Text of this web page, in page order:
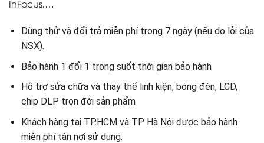
InFocus,…
Dùng thử và đổi trả miễn phí trong 7 ngày (nếu do lỗi của
NSX).
Bảo hành 1 đổi 1 trong suốt thời gian bảo hành
Hỗ trợ sửa chữa và thay thế linh kiện, bóng đèn, LCD,
chip DLP trọn đời sản phẩm
Khách hàng tại TP.HCM và TP Hà Nội được bảo hành
miễn phí tận nơi sử dụng.